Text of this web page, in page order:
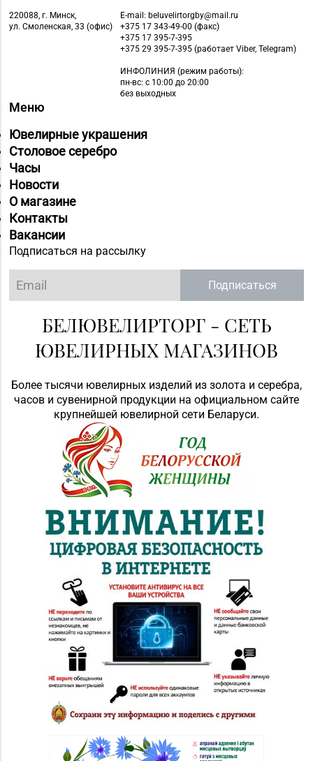
220088, г. Минск,
ул. Смоленская, 33 (офис)
E-mail: beluvelirtorgby@mail.ru
+375 17 343-49-00 (факс)
+375 17 395-7-395
+375 29 395-7-395 (работает Viber, Telegram)
ИНФОЛИНИЯ (режим работы):
пн-вс: с 10:00 до 20:00
без выходных
Меню
Ювелирные украшения
Столовое серебро
Часы
Новости
О магазине
Контакты
Вакансии
Подписаться на рассылку
Подписаться
БЕЛЮВЕЛИРТОРГ - СЕТЬ
ЮВЕЛИРНЫХ МАГАЗИНОВ
Более тысячи ювелирных изделий из золота и серебра,
часов и сувенирной продукции на официальном сайте
крупнейшей ювелирной сети Беларуси.